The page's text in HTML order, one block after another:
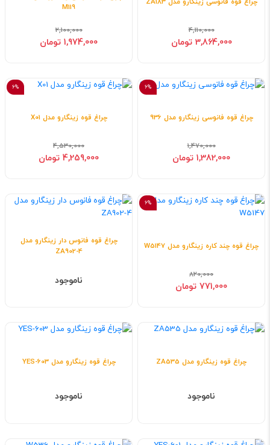
4,110,000
3,864,000 تومان
M119
2,100,000
1,974,000 تومان
6%
چراغ قوه فانوسی زینگارو مدل 936
1,470,000
1,382,000 تومان
6%
چراغ قوه زینگارو مدل X01
4,530,000
4,259,000 تومان
6%
چراغ قوه چند کاره زینگارو مدل W5147
820,000
771,000 تومان
چراغ قوه فانوس دار زینگارو مدل
ZA902-4
ناموجود
چراغ قوه زینگارو مدل ZA535
ناموجود
چراغ قوه زینگارو مدل YES-603
ناموجود